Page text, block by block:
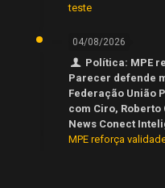
teste
04/08/2026
Política: MPE
Parecer defende
Federação União
com Ciro, Roberto
News Conect
MPE reforça